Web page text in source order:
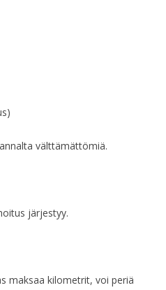
välttämättömiä.
järjestyy.
maksaa kilometrit, voi periä